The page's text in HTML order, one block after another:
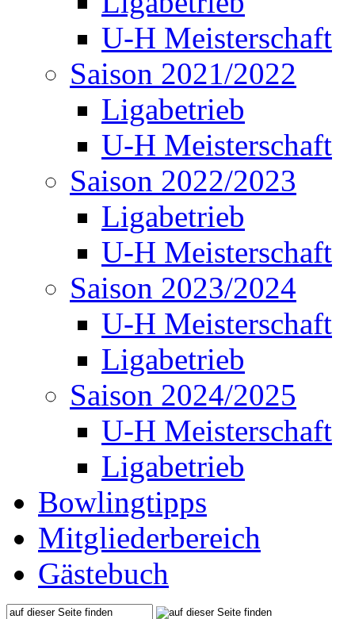
U-H Meisterschaft
Saison 2021/2022
Ligabetrieb
U-H Meisterschaft
Saison 2022/2023
Ligabetrieb
U-H Meisterschaft
Saison 2023/2024
U-H Meisterschaft
Ligabetrieb
Saison 2024/2025
U-H Meisterschaft
Ligabetrieb
Bowlingtipps
Mitgliederbereich
Gästebuch